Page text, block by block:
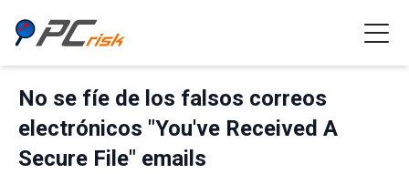
No se fíe de los falsos correos
electrónicos "You've Received A
Secure File" emails